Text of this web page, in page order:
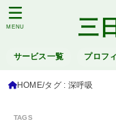
三
サービス一覧 プロフ
MENU
HOME タグ : 深呼吸